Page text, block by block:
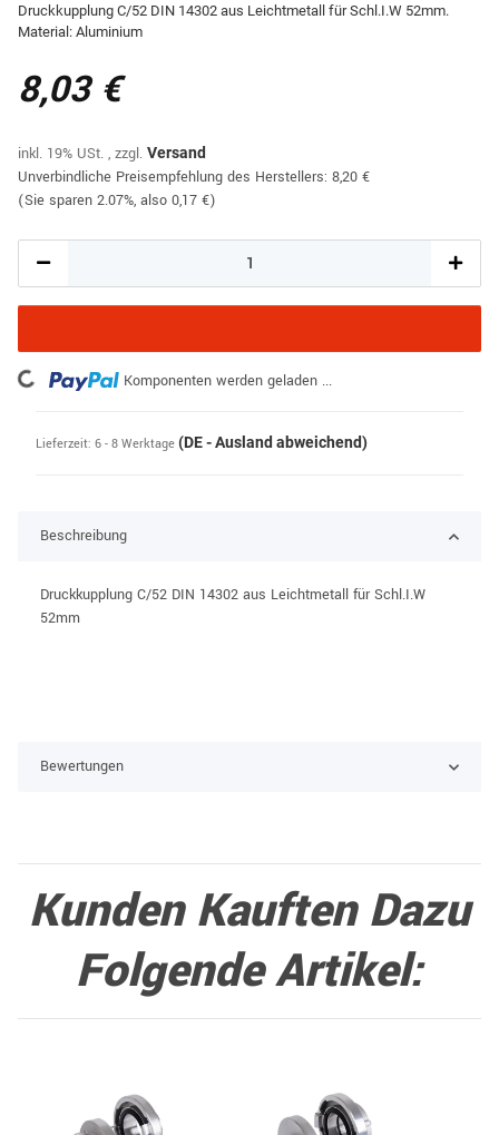
Druckkupplung C/52 DIN 14302 aus Leichtmetall für Schl.I.W 52mm.
Material: Aluminium
8,03 €
inkl. 19% USt. , zzgl. Versand
Unverbindliche Preisempfehlung des Herstellers: 8,20 €
(Sie sparen 2.07%, also 0,17 €)
Loading... Komponenten werden geladen ...
Lieferzeit: 6 - 8 Werktage (DE - Ausland abweichend)
Beschreibung
Druckkupplung C/52 DIN 14302 aus Leichtmetall für Schl.I.W
52mm
Bewertungen
Kunden Kauften Dazu
Folgende Artikel: